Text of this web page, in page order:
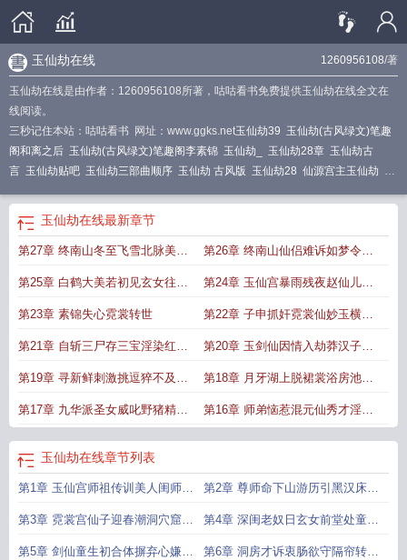
1260956108/著
玉仙劫在线
玉仙劫在线是由作者：1260956108所著，咕咕看书免费提供玉仙劫在线全文在
线阅读。
三秒记住本站：咕咕看书 网址：www.ggks.net玉仙劫39 玉仙劫(古风绿文)笔趣
阁和离之后 玉仙劫(古风绿文)笔趣阁李素锦 玉仙劫_ 玉仙劫28章 玉仙劫古
言 玉仙劫贴吧 玉仙劫三部曲顺序 玉仙劫 古风版 玉仙劫28 仙源宫主玉仙劫 玉
玉仙劫古风绿文最新章节更新内容
阁70
笔趣阁苏清璃玉仙劫全本无删减在线阅读玉仙劫前传之仙源劫玉仙劫江芷
仙劫免费阅读玉仙劫系列三部曲顺序 玉仙劫在线玉仙劫(古风)28玉仙劫5
仙劫在线阅读玉仙劫(古风绿文)作者仙源宫主玉仙劫1-27玉仙劫原著叫什
仙劫72玉仙劫(古风绿文) 作者仙源宫主玉仙劫txt免费全本玉仙劫三部曲玉仙
劫无删减全文玉仙劫(古风绿文)笔趣阁 玉仙劫吴老汉和苏小曼最后怎么样了
玉仙劫在线最新章节
第27章 终南山冬至飞雪北脉美仙
子暖炉吹箫竹屋
第26章 终南山仙侣难诉如梦令老
奴近楼
第25章 白鹤大美若初见玄女往昔
自不暇
第24章 玉仙宫暴雨残夜赵仙儿失
身入劫
第23章 素锦失心霓裳转世 第22章 子申抓奸霓裳仙妙玉横死
玉丹宫
第21章 自斩三尸存三宝淫染红杏
出红墙
第20章 玉剑仙因情入劫莽汉子花
言弄人
第19章 寻新鲜刺激挑逗猝不及惨
失处子
第18章 月牙湖上脱裙裳浴房池里
勾腰身
第17章 九华派圣女威叱野猪精霸
道上垒
第16章 师弟恼惹混元仙秀才淫想
丹宫主
玉仙劫在线章节列表
第1章 玉仙宫师祖传训美人闺师弟
交股
第2章 尊师命下山游历引黑汉床上
肏穴
第3章 霓裳宫仙子迎春潮洞穴窟神
女遭下药
第4章 深闺老奴日玄女前堂处童娶
五仙
第5章 剑仙童生初合体摒弃心嫌共 第6章 洞房才诉衷肠欲守隔帘转又